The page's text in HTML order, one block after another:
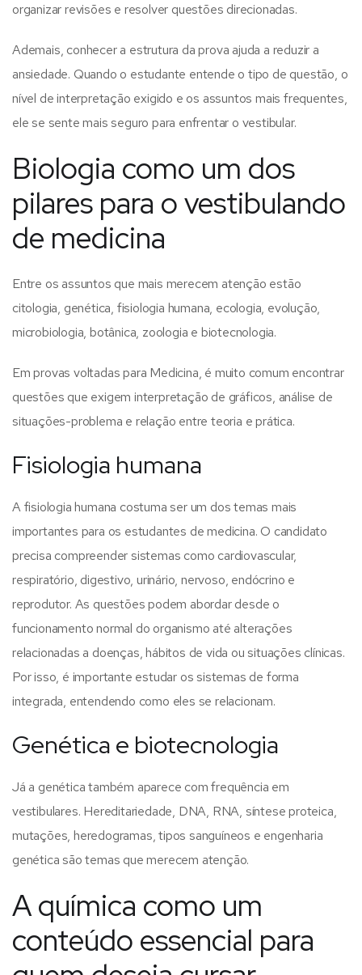
organizar revisões e resolver questões direcionadas.
Ademais, conhecer a estrutura da prova ajuda a reduzir a
ansiedade. Quando o estudante entende o tipo de questão, o
nível de interpretação exigido e os assuntos mais frequentes,
ele se sente mais seguro para enfrentar o vestibular.
Biologia como um dos
pilares para o vestibulando
de medicina
Entre os assuntos que mais merecem atenção estão
citologia, genética, fisiologia humana, ecologia, evolução,
microbiologia, botânica, zoologia e biotecnologia.
Em provas voltadas para Medicina, é muito comum encontrar
questões que exigem interpretação de gráficos, análise de
situações-problema e relação entre teoria e prática.
Fisiologia humana
A fisiologia humana costuma ser um dos temas mais
importantes para os estudantes de medicina. O candidato
precisa compreender sistemas como cardiovascular,
respiratório, digestivo, urinário, nervoso, endócrino e
reprodutor. As questões podem abordar desde o
funcionamento normal do organismo até alterações
relacionadas a doenças, hábitos de vida ou situações clínicas.
Por isso, é importante estudar os sistemas de forma
integrada, entendendo como eles se relacionam.
Genética e biotecnologia
Já a genética também aparece com frequência em
vestibulares. Hereditariedade, DNA, RNA, síntese proteica,
mutações, heredogramas, tipos sanguíneos e engenharia
genética são temas que merecem atenção.
A química como um
conteúdo essencial para